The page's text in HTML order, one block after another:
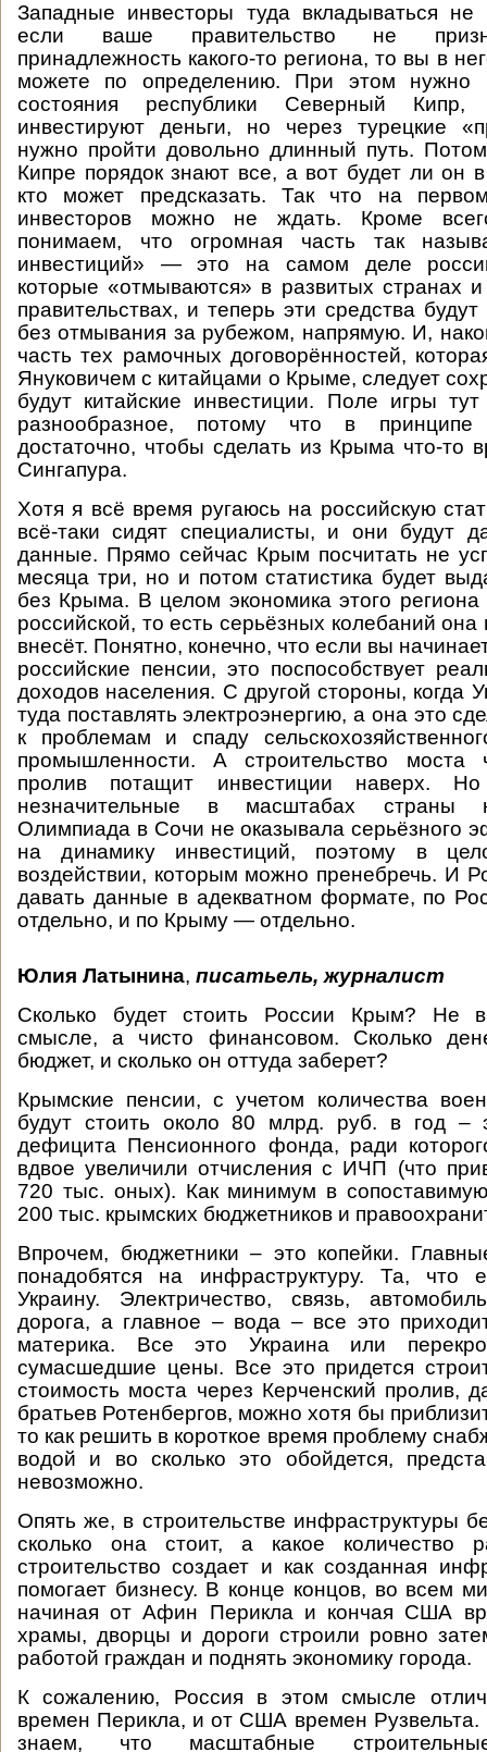
Западные инвесторы туда вкладываться не
если ваше правительство не
принадлежность какого-то региона, то вы в
можете по определению. При этом нужно
состояния республики Северный Кипр,
инвестируют деньги, но через турецкие
нужно пройти довольно длинный путь.
Кипре порядок знают все, а вот будет ли он
кто может предсказать. Так что на
инвесторов можно не ждать. Кроме
понимаем, что огромная часть так
инвестиций» — это на самом деле
которые «отмываются» в развитых странах
правительствах, и теперь эти средства
без отмывания за рубежом, напрямую. И,
часть тех рамочных договорённостей,
Януковичем с китайцами о Крыме, следует
будут китайские инвестиции. Поле игры
разнообразное, потому что в принципе
достаточно, чтобы сделать из Крыма что-то
Сингапура.
Хотя я всё время ругаюсь на российскую
всё-таки сидят специалисты, и они будут
данные. Прямо сейчас Крым посчитать не
месяца три, но и потом статистика будет
без Крыма. В целом экономика этого
российской, то есть серьёзных колебаний
внесёт. Понятно, конечно, что если вы
российские пенсии, это поспособствует
доходов населения. С другой стороны, когда
туда поставлять электроэнергию, а она это
к проблемам и спаду
промышленности. А строительство моста
пролив потащит инвестиции наверх.
незначительные в масштабах страны
Олимпиада в Сочи не оказывала серьёзного
на динамику инвестиций, поэтому в
воздействии, которым можно пренебречь. И
давать данные в адекватном формате, по
отдельно, и по Крыму — отдельно.
Юлия Латынина, писатьель, журналист
Сколько будет стоить России Крым? Не в
смысле, а чисто финансовом. Сколько
бюджет, и сколько он оттуда заберет?
Крымские пенсии, с учетом количества
будут стоить около 80 млрд. руб. в год –
дефицита Пенсионного фонда, ради
вдвое увеличили отчисления с ИЧП (что
720 тыс. оных). Как минимум в
200 тыс. крымских бюджетников и
Впрочем, бюджетники – это копейки.
понадобятся на инфраструктуру. Та, что
Украину. Электричество, связь,
дорога, а главное – вода – все это
материка. Все это Украина или
сумасшедшие цены. Все это придется
стоимость моста через Керченский пролив,
братьев Ротенбергов, можно хотя бы
то как решить в короткое время проблему
водой и во сколько это обойдется,
невозможно.
Опять же, в строительстве инфраструктуры
сколько она стоит, а какое количество
строительство создает и как созданная
помогает бизнесу. В конце концов, во всем
начиная от Афин Перикла и кончая США
храмы, дворцы и дороги строили ровно
работой граждан и поднять экономику города.
К сожалению, Россия в этом смысле
времен Перикла, и от США времен
знаем, что масштабные